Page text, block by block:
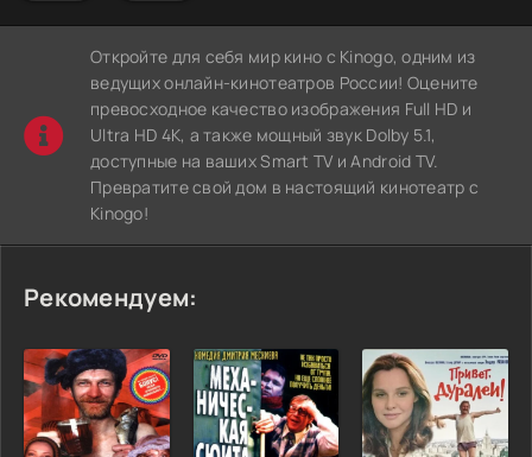
Откройте для себя мир кино с Kinogo, одним из
ведущих онлайн-кинотеатров России! Оцените
превосходное качество изображения Full HD и
Ultra HD 4K, а также мощный звук Dolby 5.1,
доступные на ваших Smart TV и Android TV.
Превратите свой дом в настоящий кинотеатр с
Kinogo!
Рекомендуем: